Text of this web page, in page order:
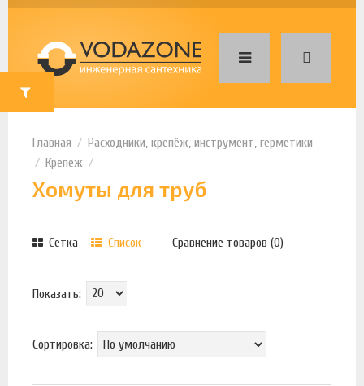
Расходники, крепёж, инструмент, герметики
Крепеж
Хомуты для труб
Сетка Список Сравнение товаров (0)
Показать:
Сортировка: